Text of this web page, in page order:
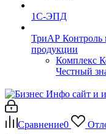
1С-ЭПД
ТриАР Контроль
продукции
Комплекс
Честный
Сравнение0